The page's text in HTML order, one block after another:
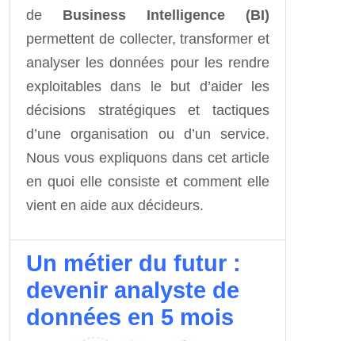
de Business Intelligence (BI)
permettent de collecter, transformer et
analyser les données pour les rendre
exploitables dans le but d’aider les
décisions stratégiques et tactiques
d’une organisation ou d’un service.
Nous vous expliquons dans cet article
en quoi elle consiste et comment elle
vient en aide aux décideurs.
Un métier du futur :
devenir analyste de
données en 5 mois